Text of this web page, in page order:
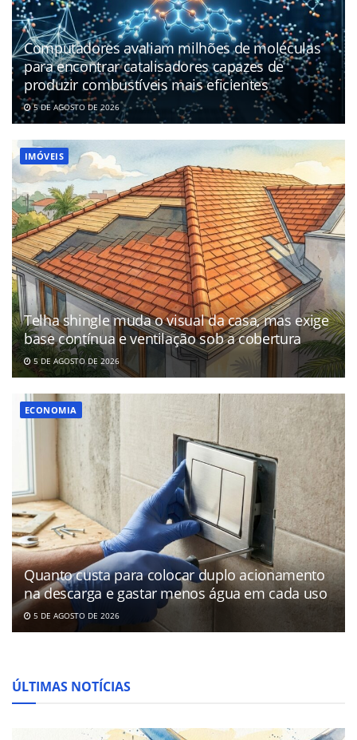
Computadores avaliam milhões de moléculas
para encontrar catalisadores capazes de
produzir combustíveis mais eficientes
5 DE AGOSTO DE 2026
IMÓVEIS
Telha shingle muda o visual da casa, mas exige
base contínua e ventilação sob a cobertura
5 DE AGOSTO DE 2026
ECONOMIA
Quanto custa para colocar duplo acionamento
na descarga e gastar menos água em cada uso
5 DE AGOSTO DE 2026
ÚLTIMAS NOTÍCIAS